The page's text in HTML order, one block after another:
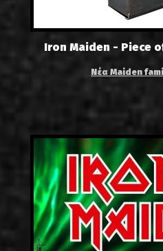
Iron Maiden - Piece
Νέα Maiden